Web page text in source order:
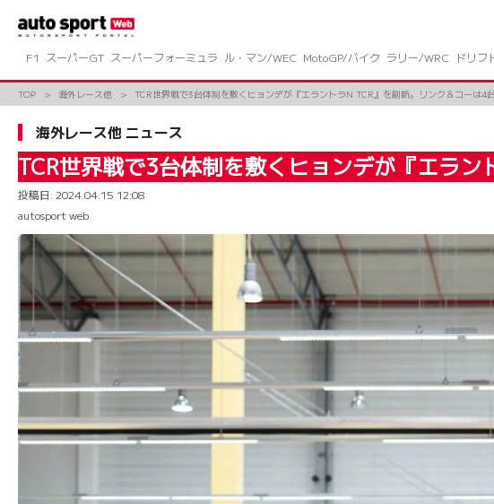
ツ
ス
F1
スーパーGT スーパーフォーミュラ ル・マン/WEC MotoGP/バイク ラリー/WRC ドリフ
TOP 海外レース他 TCR世界戦で3台体制を敷くヒョンデが『エラントラN TCR』を刷新。リンク＆コーは4
海外レース他 ニュース
TCR世界戦で3台体制を敷くヒョンデが『エラ
投稿日: 2024.04.15 12:08
autosport web